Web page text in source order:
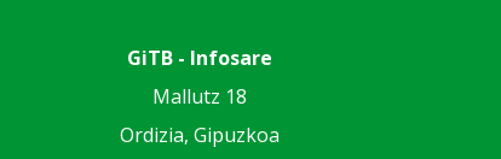
GiTB - Infosare
Mallutz 18
Ordizia, Gipuzkoa